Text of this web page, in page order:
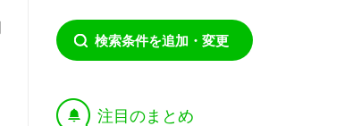
検索条件を追加・変更
† 注目のまとめ